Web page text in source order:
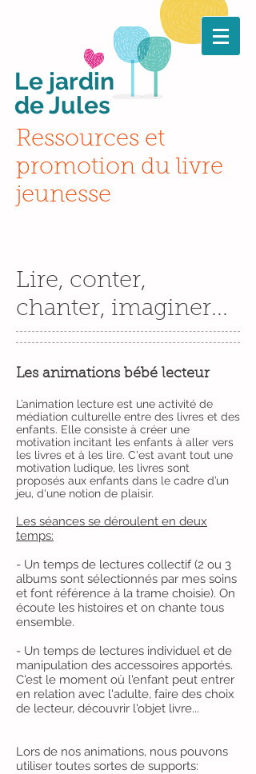
Le jardin
de Jules
Ressources et
promotion du livre
jeunesse
Lire, conter,
chanter, imaginer...
Les animations bébé lecteur
L’animation lecture est une activité de
médiation culturelle entre des livres et des
enfants. Elle consiste à créer une
motivation incitant les enfants à aller vers
les livres et à les lire. C'est avant tout une
motivation ludique, les livres sont
proposés aux enfants dans le cadre d’un
jeu, d'une notion de plaisir.
Les séances se déroulent en deux
temps:
- Un temps de lectures collectif (2 ou 3
albums sont sélectionnés par mes soins
et font référence à la trame choisie). On
écoute les histoires et on chante tous
ensemble.
- Un temps de lectures individuel et de
manipulation des accessoires apportés.
C'est le moment où l'enfant peut entrer
en relation avec l'adulte, faire des choix
de lecteur, découvrir l'objet livre...
Lors de nos animations, nous pouvons
utiliser toutes sortes de supports: